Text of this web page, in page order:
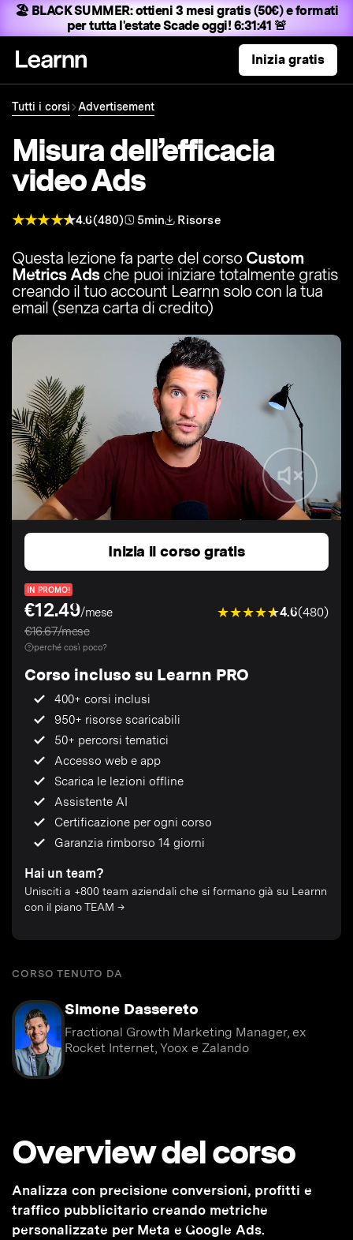
🏖️ BLACK SUMMER:ottieni 3 mesi gratis (50€) e formati
per tutta l'estateScade oggi! 6:31:40 🚨
Inizia gratis
Tutti i corsi Advertisement
Misura dell’efficacia
video Ads
4.6(480) 5min Risorse
Questa lezione fa parte del corso Custom
Metrics Adsche puoi iniziare totalmente gratis
creando il tuo account Learnn solo con la tua
email (senza carta di credito)
Inizia il corso gratis
IN PROMO!
€12.49/mese
€16.67/mese
4.6(480)
perché così poco?
Corso incluso su Learnn PRO
400+ corsi inclusi
950+ risorse scaricabili
50+ percorsi tematici
Accesso web e app
Scarica le lezioni offline
Assistente AI
Certificazione per ogni corso
Garanzia rimborso 14 giorni
Hai un team?
Unisciti a +800 team aziendali che si formano già su Learnn
con il piano TEAM →
CORSO TENUTO DA
Simone Dassereto
Fractional Growth Marketing Manager, ex
Rocket Internet, Yoox e Zalando
Overview del corso
Analizza con precisione conversioni, profitti e
traffico pubblicitario creando metriche
personalizzate per Meta e Google Ads.